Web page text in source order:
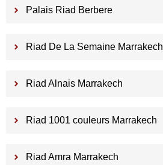
Palais Riad Berbere
Riad De La Semaine Marrakech
Riad Alnais Marrakech
Riad 1001 couleurs Marrakech
Riad Amra Marrakech